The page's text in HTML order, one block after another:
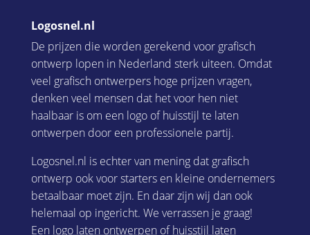
Logosnel.nl
De prijzen die worden gerekend voor grafisch
ontwerp lopen in Nederland sterk uiteen. Omdat
veel grafisch ontwerpers hoge prijzen vragen,
denken veel mensen dat het voor hen niet
haalbaar is om een logo of huisstijl te laten
ontwerpen door een professionele partij.
Logosnel.nl is echter van mening dat grafisch
ontwerp ook voor starters en kleine ondernemers
betaalbaar moet zijn. En daar zijn wij dan ook
helemaal op ingericht. We verrassen je graag!
Een logo laten ontwerpenofhuisstijl laten